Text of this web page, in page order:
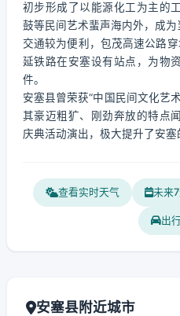
初步形成了以能源化工为主的
鼓等民间艺术蜚声海内外，成为
交通较为便利，包茂高速公路
延铁路在安塞设有站点，为物
件。
安塞县曾荣获“中国民间文化艺
其豪迈粗犷、刚劲奔放的特点
庆典活动演出，极大提升了安塞
查看实时天气 未来
出
安塞县附近城市